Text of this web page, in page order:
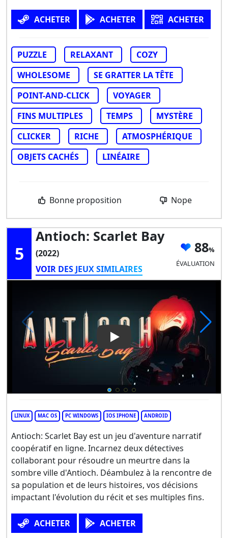
ACHETER ACHETER ACHETER
PUZZLE RELAXANT
COZY
WHOLESOME
SE GRATTER LA TÊTE
POINT-AND-CLICK
VOYAGER
FINS MULTIPLES
TEMPS
MYSTÈRE
CLICKER
RICHE
ATMOSPHÉRIQUE
OBJETS CACHÉS
LINÉAIRE
Bonne proposition Nope
5
Antioch: Scarlet Bay
(2022)
VOIR DES JEUX SIMILAIRES
88
ÉVALUATION
Play Video: Antioch: Scarlet
LINUX MAC OS PC WINDOWS IOS IPHONE ANDROID
Antioch: Scarlet Bay est un jeu d'aventure narratif
coopératif en ligne. Incarnez deux détectives
collaborant pour résoudre un meurtre dans la
sombre ville d'Antioch. Déambulez à la rencontre de
sa population et de leurs histoires, vos décisions
impactant l'évolution du récit et ses multiples fins.
ACHETER ACHETER